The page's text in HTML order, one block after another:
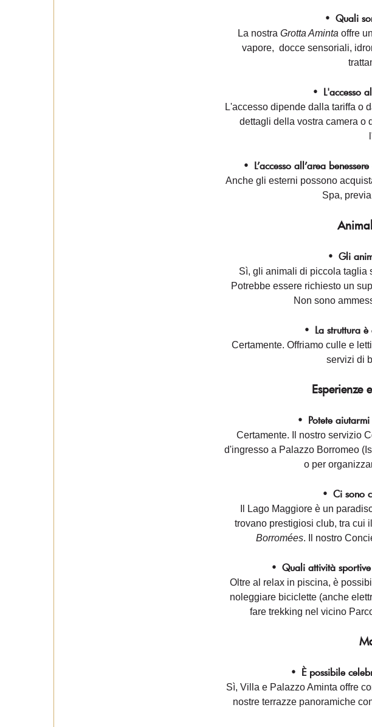
• Quali
La nostra Grotta Aminta offre
vapore, docce sensoriali,
• L'accesso
L'accesso dipende dalla tariffa o
dettagli della vostra camera o
• L’accesso all’area
Anche gli esterni possono
Spa,
• Gli
Sì, gli animali di piccola taglia
Potrebbe essere richiesto un
Non sono
• La struttura
Certamente. Offriamo culle e
servizi di
Esperienze
• Potete
Certamente. Il nostro servizio
d'ingresso a Palazzo Borromeo
o per
• Ci sono
Il Lago Maggiore è un
trovano prestigiosi club, tra cui il
Borromées. Il nostro
• Quali attività
Oltre al relax in piscina, è
noleggiare biciclette (anche
fare trekking nel vicino
• È possibile
Sì, Villa e Palazzo Aminta offre
nostre terrazze panoramiche